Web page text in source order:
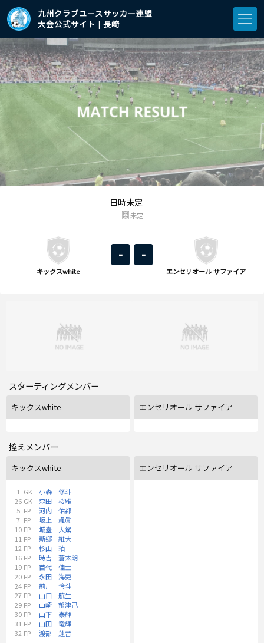
九州クラブユースサッカー連盟
大会公式サイト | 長崎
日時未定
キックスwhite
- -
エンセリオール サファイア
未定
スターティングメンバー
キックスwhite エンセリオール サファイア
控えメンバー
キックスwhite
1 GK
小森 修斗
26 GK
森田 桜雅
5 FP
河内 佑都
7 FP
坂上 颯眞
10 FP
城臺 大駕
11 FP
新郷 維大
12 FP
杉山 珀
16 FP
時吉 蒼太朗
19 FP
苗代 佳士
20 FP
永田 海吏
24 FP
前川 怜斗
27 FP
山口 航生
29 FP
山崎 郁津己
30 FP
山下 泰輝
31 FP
山田 竜輝
32 FP 渡部 蓮音
エンセリオール サファイア